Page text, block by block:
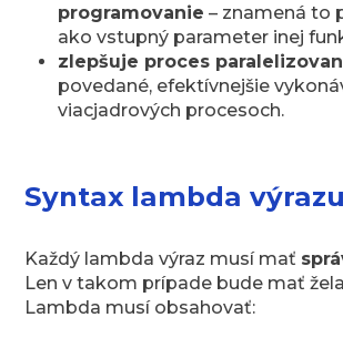
programovanie – znamená to
ako vstupný parameter inej
zlepšuje proces
povedané, efektívnejšie
viacjadrových procesoch.
Syntax lambda výrazu
Každý lambda výraz musí mať
Len v takom prípade bude mať
Lambda musí obsahovať: